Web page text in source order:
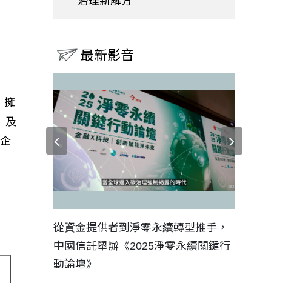
擁
及
最新影音
從資金提供者到淨零永續轉型推手，
中國信託舉辦《2025淨零永續關鍵行
動論壇》